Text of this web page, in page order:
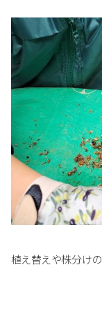
植え替えや株分けの